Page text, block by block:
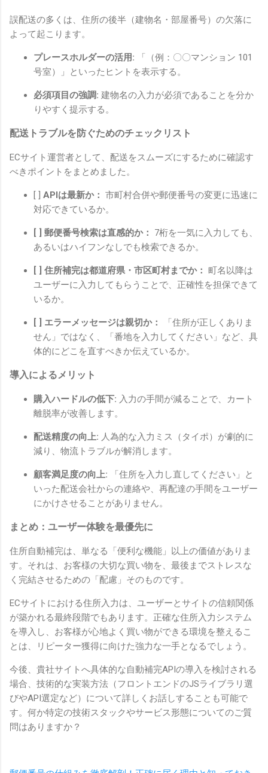
誤配送の多くは、住所の後半（建物名・部屋番号）の欠落に
よって起こります。
プレースホルダーの活用: 「（例：〇〇マンション 101
号室）」といったヒントを表示する。
必須項目の強調: 建物名の入力が必須であることを分か
りやすく提示する。
配送トラブルを防ぐためのチェックリスト
ECサイト運営者として、配送をスムーズにするために確認す
べきポイントをまとめました。
[ ] APIは最新か： 市町村合併や郵便番号の変更に迅速に
対応できているか。
[ ] 郵便番号検索は直感的か：
7桁を一気に入力しても、
あるいはハイフンなしでも検索できるか。
[ ] 住所補完は都道府県・市区町村までか： 町名以降は
ユーザーに入力してもらうことで、正確性を担保できて
いるか。
[ ] エラーメッセージは親切か：
「住所が正しくありま
せん」ではなく、「番地を入力してください」など、具
体的にどこを直すべきか伝えているか。
導入によるメリット
購入ハードルの低下: 入力の手間が減ることで、カート
離脱率が改善します。
配送精度の向上: 人為的な入力ミス（タイポ）が劇的に
減り、物流トラブルが解消します。
顧客満足度の向上: 「住所を入力し直してください」と
いった配送会社からの連絡や、再配達の手間をユーザー
にかけさせることがありません。
まとめ：ユーザー体験を最優先に
住所自動補完は、単なる「便利な機能」以上の価値がありま
す。それは、お客様の大切な買い物を、最後までストレスな
く完結させるための「配慮」そのものです。
ECサイトにおける住所入力は、ユーザーとサイトの信頼関係
が築かれる最終段階でもあります。正確な住所入力システム
を導入し、お客様が心地よく買い物ができる環境を整えるこ
とは、リピーター獲得に向けた強力な一手となるでしょう。
今後、貴社サイトへ具体的な自動補完APIの導入を検討される
場合、技術的な実装方法（フロントエンドのJSライブラリ選
びやAPI選定など）について詳しくお話しすることも可能で
す。何か特定の技術スタックやサービス形態についてのご質
問はありますか？